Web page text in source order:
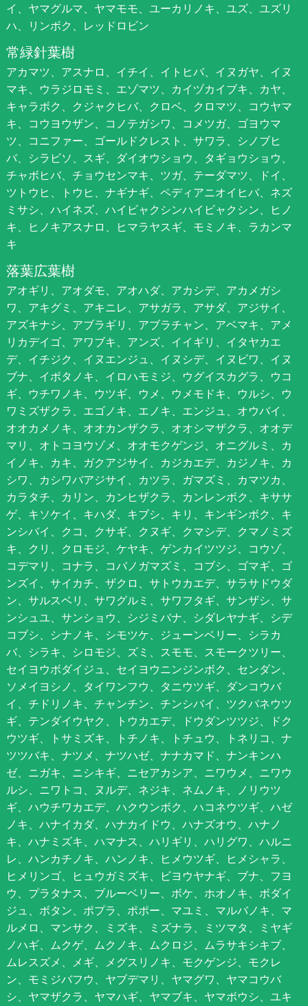
イ、ヤマグルマ、ヤマモモ、ユーカリノキ、ユズ、ユズリ
ハ、リンボク、レッドロビン
常緑針葉樹
アカマツ、アスナロ、イチイ、イトヒバ、イヌガヤ、イヌ
マキ、ウラジロモミ、エゾマツ、カイヅカイブキ、カヤ、
キャラボク、クジャクヒバ、クロベ、クロマツ、コウヤマ
キ、コウヨウザン、コノテガシワ、コメツガ、ゴヨウマ
ツ、コニファー、ゴールドクレスト、サワラ、シノブヒ
バ、シラビソ、スギ、ダイオウショウ、タギョウショウ、
チャボヒバ、チョウセンマキ、ツガ、テーダマツ、ドイ、
ツトウヒ、トウヒ、ナギナギ、ペディアニオイヒバ、ネズ
ミサシ、ハイネズ、ハイビャクシンハイビャクシン、ヒノ
キ、ヒノキアスナロ、ヒマラヤスギ、モミノキ、ラカンマ
キ
落葉広葉樹
アオギリ、アオダモ、アオハダ、アカシデ、アカメガシ
ワ、アキグミ、アキニレ、アサガラ、アサダ、アジサイ、
アズキナシ、アブラギリ、アブラチャン、アベマキ、アメ
リカデイゴ、アワブキ、アンズ、イイギリ、イタヤカエ
デ、イチジク、イヌエンジュ、イヌシデ、イヌビワ、イヌ
ブナ、イボタノキ、イロハモミジ、ウグイスカグラ、ウコ
ギ、ウチワノキ、ウツギ、ウメ、ウメモドキ、ウルシ、ウ
ワミズザクラ、エゴノキ、エノキ、エンジュ、オウバイ、
オオカメノキ、オオカンザクラ、オオシマザクラ、オオデ
マリ、オトコヨウゾメ、オオモクゲンジ、オニグルミ、カ
イノキ、カキ、ガクアジサイ、カジカエデ、カジノキ、カ
シワ、カシワバアジサイ、カツラ、ガマズミ、カマツカ、
カラタチ、カリン、カンヒザクラ、カンレンボク、キササ
ゲ、キソケイ、キハダ、キブシ、キリ、キンギンボク、キ
ンシバイ、クコ、クサギ、クヌギ、クマシデ、クマノミズ
キ、クリ、クロモジ、ケヤキ、ゲンカイツツジ、コウゾ、
コデマリ、コナラ、コバノガマズミ、コブシ、ゴマギ、ゴ
ンズイ、サイカチ、ザクロ、サトウカエデ、サラサドウダ
ン、サルスベリ、サワグルミ、サワフタギ、サンザシ、サ
ンシュユ、サンショウ、シジミバナ、シダレヤナギ、シデ
コブシ、シナノキ、シモツケ、ジューンベリー、シラカ
バ、シラキ、シロモジ、ズミ、スモモ、スモークツリー、
セイヨウボダイジュ、セイヨウニンジンボク、センダン、
ソメイヨシノ、タイワンフウ、タニウツギ、ダンコウバ
イ、チドリノキ、チャンチン、チンシバイ、ツクバネウツ
ギ、テンダイウヤク、トウカエデ、ドウダンツツジ、ドク
ウツギ、トサミズキ、トチノキ、トチュウ、トネリコ、ナ
ツツバキ、ナツメ、ナツハゼ、ナナカマド、ナンキンハ
ゼ、ニガキ、ニシキギ、ニセアカシア、ニワウメ、ニワウ
ルシ、ニワトコ、ヌルデ、ネジキ、ネムノキ、ノリウツ
ギ、ハウチワカエデ、ハクウンボク、ハコネウツギ、ハゼ
ノキ、ハナイカダ、ハナカイドウ、ハナズオウ、ハナノ
キ、ハナミズキ、ハマナス、ハリギリ、ハリグワ、ハルニ
レ、ハンカチノキ、ハンノキ、ヒメウツギ、ヒメシャラ、
ヒメリンゴ、ヒュウガミズキ、ビヨウヤナギ、ブナ、フヨ
ウ、プラタナス、ブルーベリー、ボケ、ホオノキ、ボダイ
ジュ、ボタン、ポプラ、ポポー、マユミ、マルバノキ、マ
ルメロ、マンサク、ミズキ、ミズナラ、ミツマタ、ミヤギ
ノハギ、ムクゲ、ムクノキ、ムクロジ、ムラサキシキブ、
ムレスズメ、メギ、メグスリノキ、モクゲンジ、モクレ
ン、モミジバフウ、ヤブデマリ、ヤマグワ、ヤマコウバ
シ、ヤマザクラ、ヤマハギ、ヤマブキ、ヤマボウシ、ユキ